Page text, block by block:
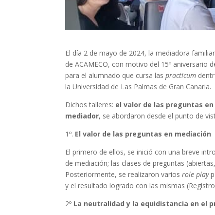
El día 2 de mayo de 2024, la mediadora
de ACAMECO, con motivo del 15º
para el alumnado que cursa laspracticum
la Universidad de Las Palmas de Gran Canaria.
Dichos talleres: el valor de las preguntas
mediador, se abordaron desde el punto de
1º. El valor de las preguntas en mediación
El primero de ellos, se inició con una breve
de mediación; las clases de preguntas
Posteriormente, se realizaron variosrole play
y el resultado logrado con las mismas
2º La neutralidad y la equidistancia en el